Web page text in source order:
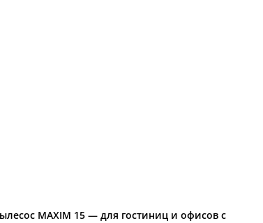
MAXIM 15 — для гостиниц и офисов с